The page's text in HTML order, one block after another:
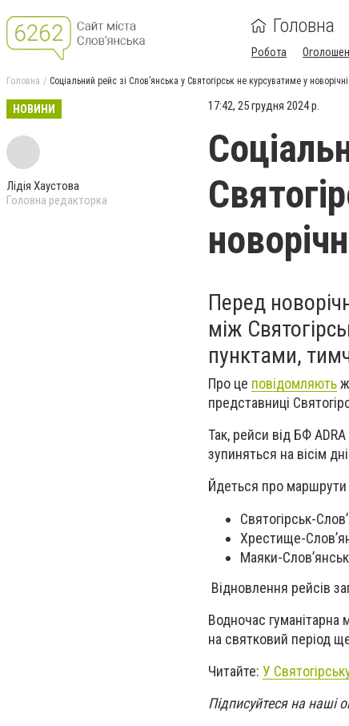
Головна
Робота
Головна Соціальний рейс зі Слов’янська у Святогірськ не курсуватиме у
НОВИНИ
Лідія Хаустова
Головна редакторка
17:42, 25 грудня 2024 р.
Перед
між
пунктами,
Про це повідомляють
представниці
Так, рейси від БФ
зупиняться на вісім
Йдеться про маршрути
Святогірськ-
Хрестище-
Маяки-
Відновлення рейсів
Водночас гуманітарна
на святковий період
Читайте: У
Підписуйтеся на наші